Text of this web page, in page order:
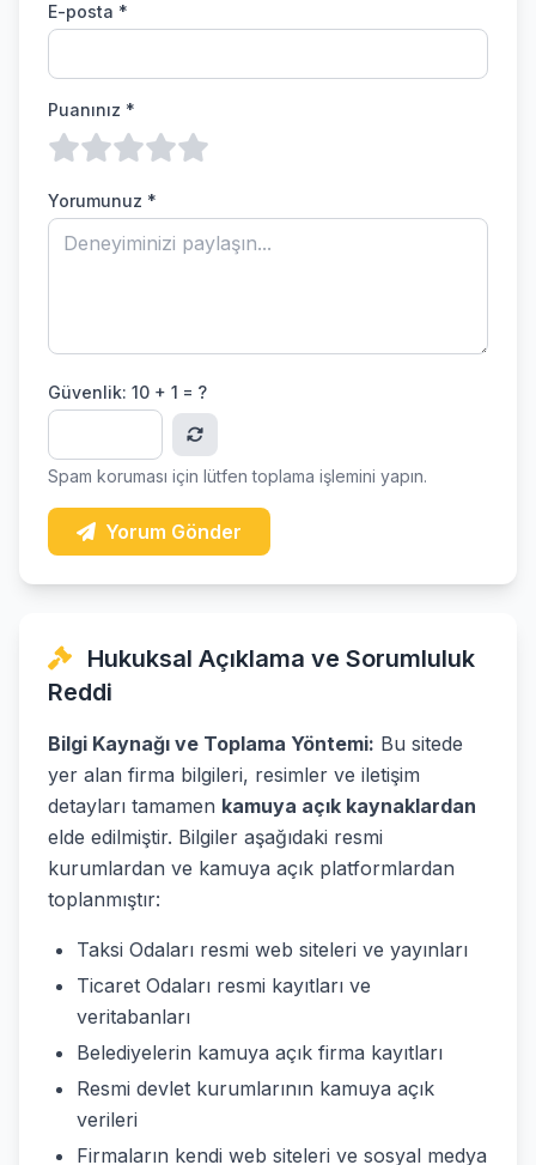
E-posta *
Puanınız *
Yorumunuz *
Güvenlik: 10 + 1 = ?
Spam koruması için lütfen toplama işlemini yapın.
Yorum Gönder
Hukuksal Açıklama ve Sorumluluk
Reddi
Bilgi Kaynağı ve Toplama Yöntemi: Bu sitede
yer alan firma bilgileri, resimler ve iletişim
detayları tamamen kamuya açık kaynaklardan
elde edilmiştir. Bilgiler aşağıdaki resmi
kurumlardan ve kamuya açık platformlardan
toplanmıştır:
Taksi Odaları resmi web siteleri ve yayınları
Ticaret Odaları resmi kayıtları ve
veritabanları
Belediyelerin kamuya açık firma kayıtları
Resmi devlet kurumlarının kamuya açık
verileri
Firmaların kendi web siteleri ve sosyal medya